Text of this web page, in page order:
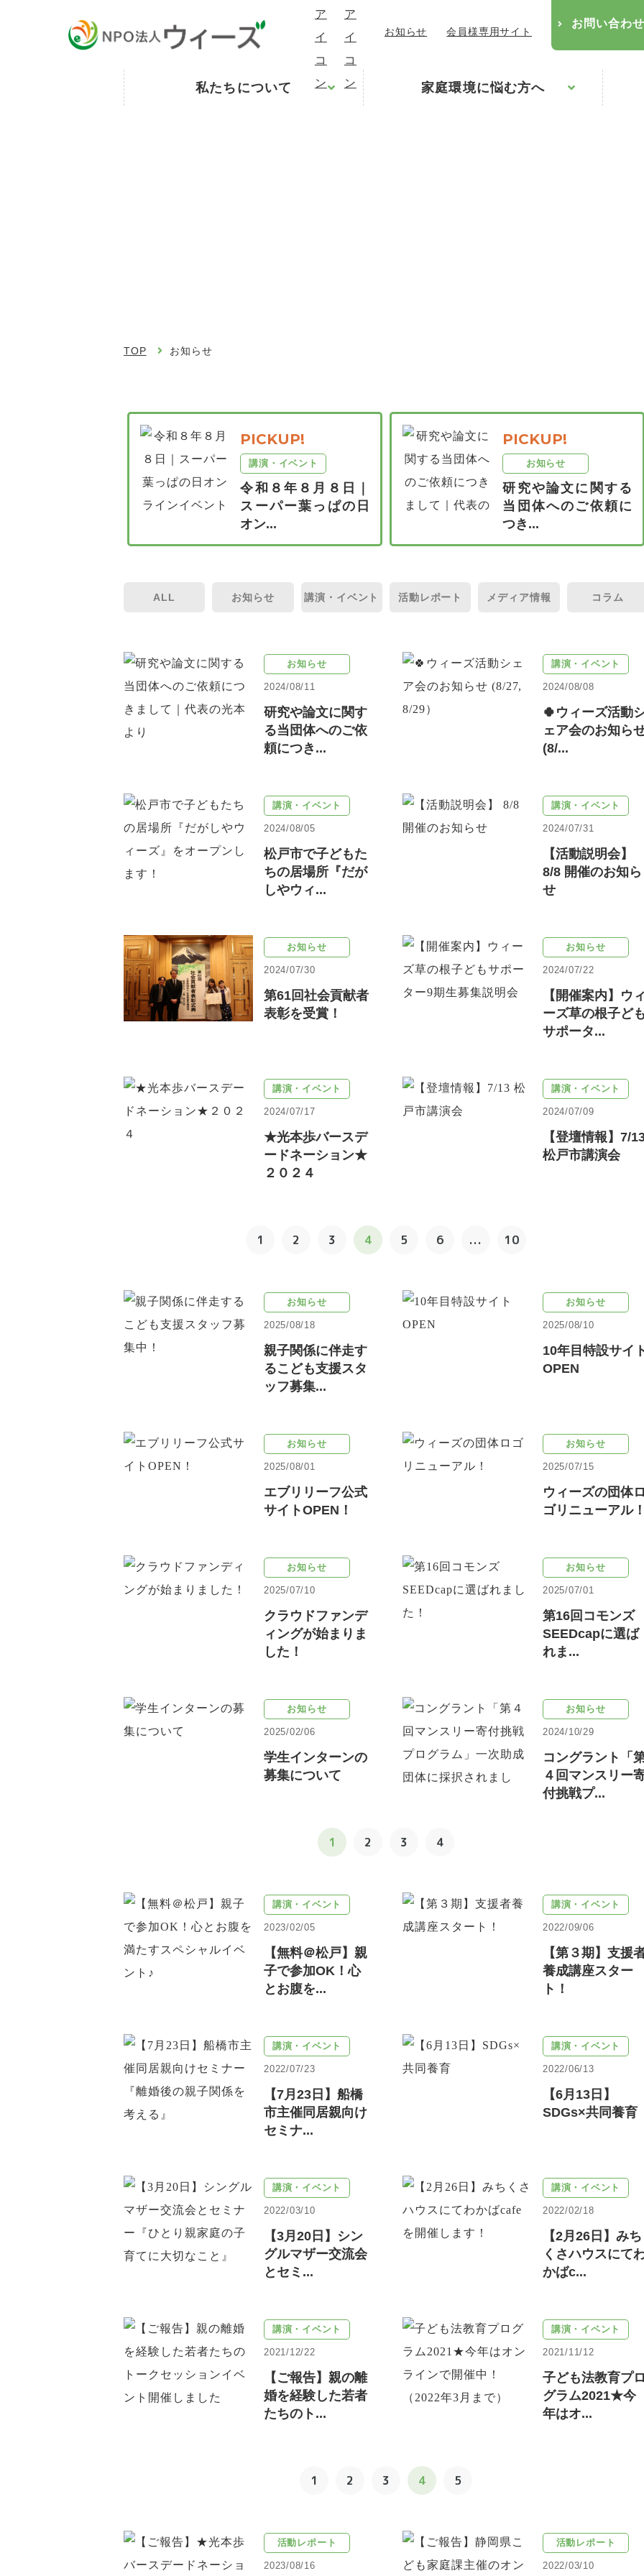
お知らせ 会員様専用サイト
お問い合わせ
私たちについて 家庭環境に悩む方へ
TOP お知らせ
PICKUP!
講演・イベント
令和８年８月８日｜
スーパー葉っぱの日
オン...
PICKUP!
お知らせ
研究や論文に関する
当団体へのご依頼に
つき...
ALL お知らせ 講演・ イベント 活動レポート メディア情報 コラム
お知らせ
2024/08/11
研究や論文に関す
る当団体へのご依
頼につき...
講演・イベント
2024/08/08
🍀ウィーズ活動
ェア会のお知ら
(8/...
講演・イベント
2024/08/05
松戸市で子どもた
ちの居場所『だが
しやウィ...
講演・イベント
2024/07/31
【活動説明会】
8/8 開催のお知ら
せ
お知らせ
2024/07/30
第61回社会貢献者
表彰を受賞！
お知らせ
2024/07/22
【開催案内】ウ
ーズ草の根子ど
サポータ...
講演・イベント
2024/07/17
★光本歩バースデ
ードネーション★
２０２４
講演・イベント
2024/07/09
【登壇情報】7/
松戸市講演会
1 2 3 4 5 6 ... 10
お知らせ
2025/08/18
親子関係に伴走す
るこども支援スタ
ッフ募集...
お知らせ
2025/08/10
10年目特設サイ
OPEN
お知らせ
2025/08/01
エブリリーフ公式
サイトOPEN！
お知らせ
2025/07/15
ウィーズの団体
ゴリニューアル
お知らせ
2025/07/10
クラウドファンデ
ィングが始まりま
した！
お知らせ
2025/07/01
第16回コモンズ
SEEDcapに選ば
れま...
お知らせ
2025/02/06
学生インターンの
募集について
お知らせ
2024/10/29
コングラント「
４回マンスリー
付挑戦プ...
1 2 3 4
講演・イベント
2023/02/05
【無料＠松戸】親
子で参加OK！心
とお腹を...
講演・イベント
2022/09/06
【第３期】支援
養成講座スター
ト！
講演・イベント
2022/07/23
【7月23日】船橋
市主催同居親向け
セミナ...
講演・イベント
2022/06/13
【6月13日】
SDGs×共同養育
講演・イベント
2022/03/10
【3月20日】シン
グルマザー交流会
とセミ...
講演・イベント
2022/02/18
【2月26日】みち
くさハウスにて
かばc...
講演・イベント
2021/12/22
【ご報告】親の離
婚を経験した若者
たちのト...
講演・イベント
2021/11/12
子ども法教育プ
グラム2021★今
年はオ...
1 2 3 4 5
活動レポート
2023/08/16
活動レポート
2022/03/10